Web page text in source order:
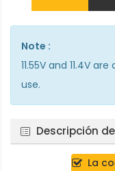
Note :
11.55V and 11.4V
use.
Descripción
La